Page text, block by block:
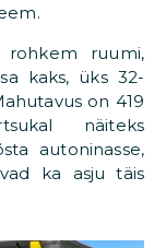
rohkem ruumi,
kaks, üks 32-
on 419
näiteks
autoninasse,
ka asju täis